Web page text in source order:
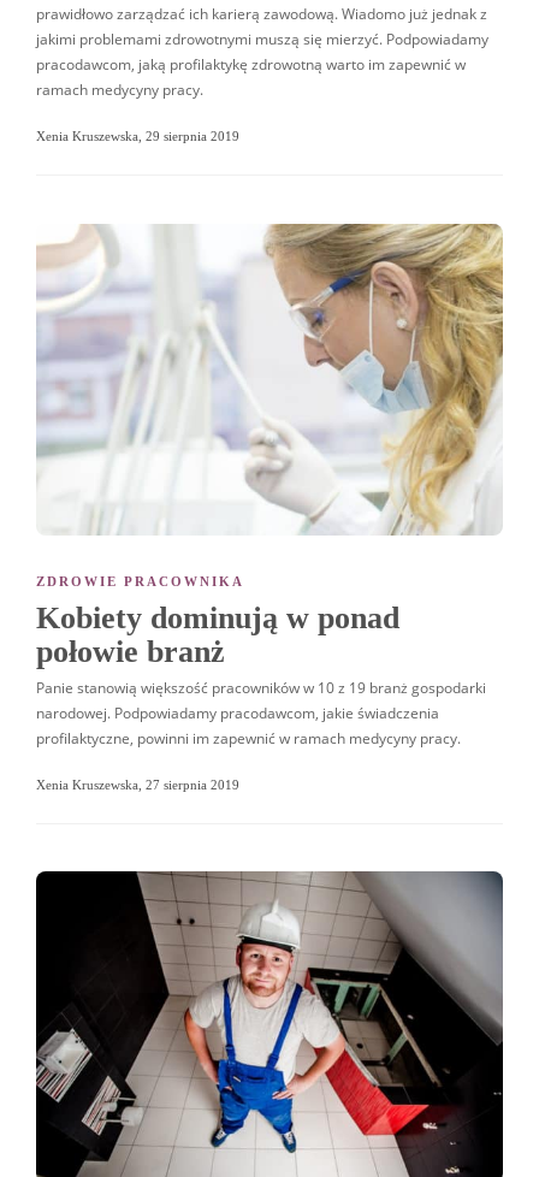
prawidłowo zarządzać ich karierą zawodową. Wiadomo już jednak z
jakimi problemami zdrowotnymi muszą się mierzyć. Podpowiadamy
pracodawcom, jaką profilaktykę zdrowotną warto im zapewnić w
ramach medycyny pracy.
Xenia Kruszewska 29 sierpnia 2019
ZDROWIE PRACOWNIKA
Kobiety dominują w ponad
połowie branż
Panie stanowią większość pracowników w 10 z 19 branż gospodarki
narodowej. Podpowiadamy pracodawcom, jakie świadczenia
profilaktyczne, powinni im zapewnić w ramach medycyny pracy.
Xenia Kruszewska 27 sierpnia 2019